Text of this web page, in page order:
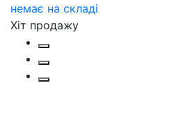
немає на складі
Хіт продажу